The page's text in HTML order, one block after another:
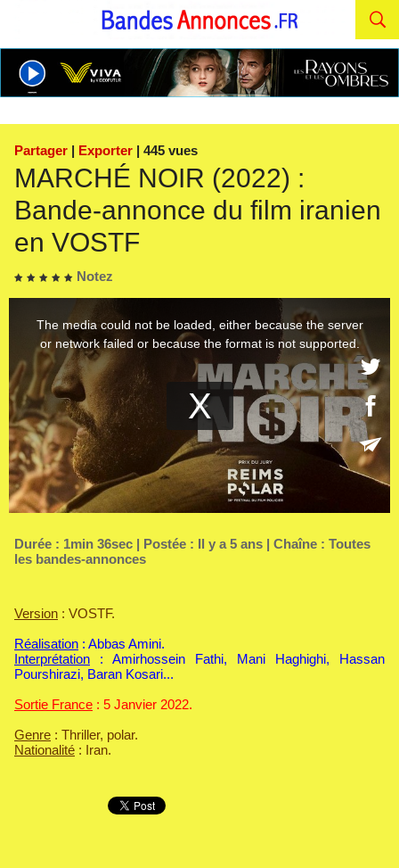
Partager | Exporter | 445 vues
MARCHÉ NOIR (2022) :
Bande-annonce du film iranien
en VOSTF
Notez
Durée : 1min 36sec | Postée : Il y a 5 ans | Chaîne : Toutes
les bandes-annonces
Version : VOSTF.
Réalisation : Abbas Amini.
Interprétation : Amirhossein Fathi, Mani Haghighi, Hassan
Pourshirazi, Baran Kosari...
Sortie France : 5 Janvier 2022.
Genre : Thriller, polar.
Nationalité : Iran.